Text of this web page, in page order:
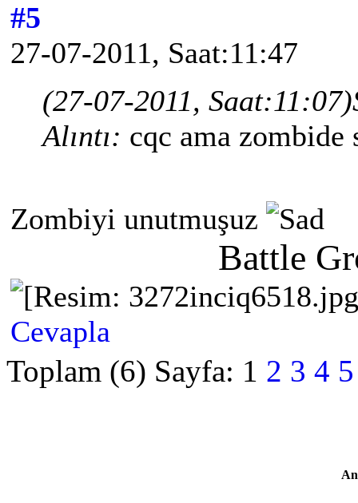
#5
27-07-2011, Saat:11:47
(27-07-2011, Saat:11:07)
Alıntı: cqc ama zombide
Zombiyi unutmuşuz
Battle
Cevapla
Toplam (6) Sayfa: 1 2 3 4 5